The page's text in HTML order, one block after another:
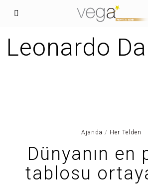
Leonardo
Ajanda / Her Telden
Dünyanın en
tablosu